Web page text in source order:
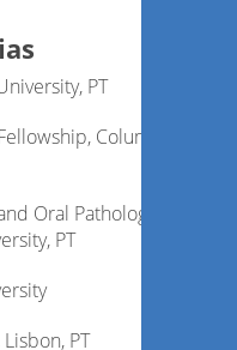
PT
Columbia
Oral Pathology Dept,
PT
PT